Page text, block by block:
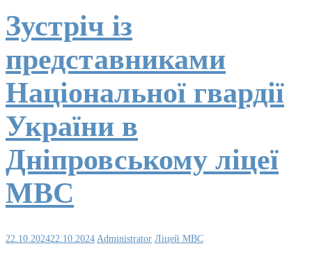
Зустріч із
представниками
Національної гвардії
України в
Дніпровському ліцеї
МВС
22.10.202422.10.2024 Administrator Ліцей МВС